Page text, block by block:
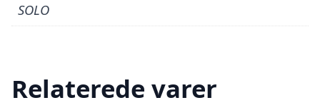
SOLO
Relaterede varer